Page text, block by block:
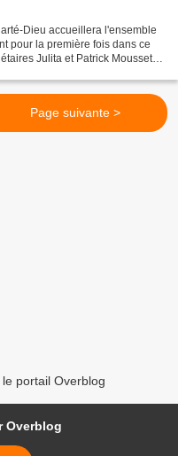
Dieu accueillera l'ensemble
pour la première fois dans ce
Julita et Patrick Moussette
Page suivante >
portail Overblog
Overblog